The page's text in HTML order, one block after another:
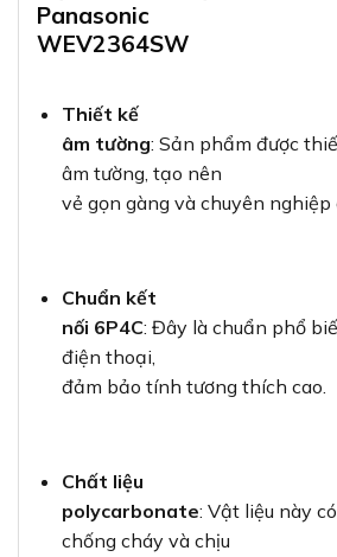
Panasonic
WEV2364SW
Thiết kế
âm tường: Sản phẩm được
âm tường, tạo nên
vẻ gọn gàng và chuyên nghiệp
Chuẩn kết
nối 6P4C: Đây là chuẩn phổ
điện thoại,
đảm bảo tính tương thích cao.
Chất liệu
polycarbonate: Vật liệu này
chống cháy và chịu